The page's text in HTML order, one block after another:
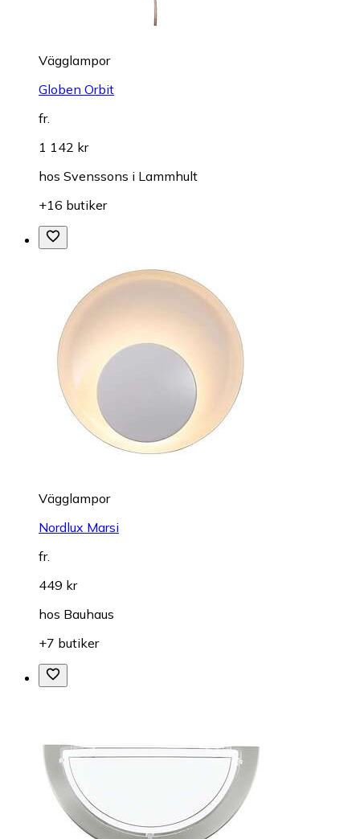
Vägglampor
Globen Orbit
fr.
1 142 kr
hos Svenssons i Lammhult
+16 butiker
Vägglampor
Nordlux Marsi
fr.
449 kr
hos Bauhaus
+7 butiker